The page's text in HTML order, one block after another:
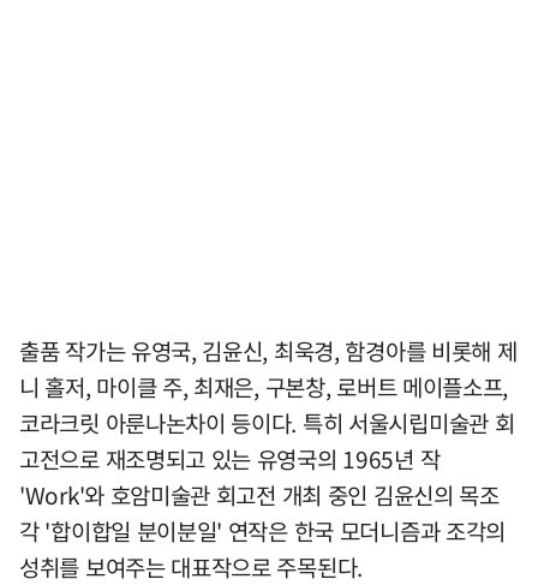
출품 작가는 유영국, 김윤신, 최욱경, 함경아를 비롯해 제
니 홀저, 마이클 주, 최재은, 구본창, 로버트 메이플소프,
코라크릿 아룬나논차이 등이다. 특히 서울시립미술관 회
고전으로 재조명되고 있는 유영국의 1965년 작
'Work'와 호암미술관 회고전 개최 중인 김윤신의 목조
각 '합이합일 분이분일' 연작은 한국 모더니즘과 조각의
성취를 보여주는 대표작으로 주목된다.